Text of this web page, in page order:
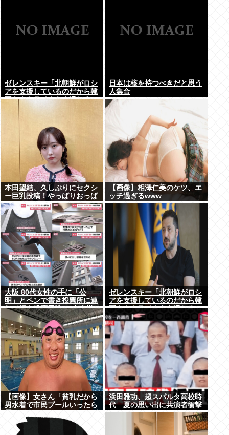
ゼレンスキー「北朝鮮がロシ
アを支援しているのだから韓
国もウクライナを支援しろ」
日本は核を持つべきだと思う
人集合
本田望結、久しぶりにセクシ
ー巨乳投稿！やっぱりおっぱ
いでかかった！
【画像】相澤仁美のケツ、エ
ッチ過ぎるwww
大阪 80代女性の手に「公
明」とペンで書き投票所に連
れて行き投票干渉 60女を送
検【いさ酒場】
ゼレンスキー「北朝鮮がロシ
アを支援しているのだから韓
国もウクライナを支援しろ」
【画像】女さん「貧乳だから
男水着で市民プールいったら
いwww」5万いいね
浜田雅功、超スパルタ高校時
代 夏の思い出に共演者衝撃